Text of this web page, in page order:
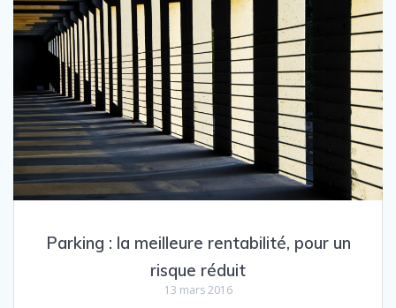
Parking : la meilleure rentabilité, pour un
risque réduit
13 mars 2016